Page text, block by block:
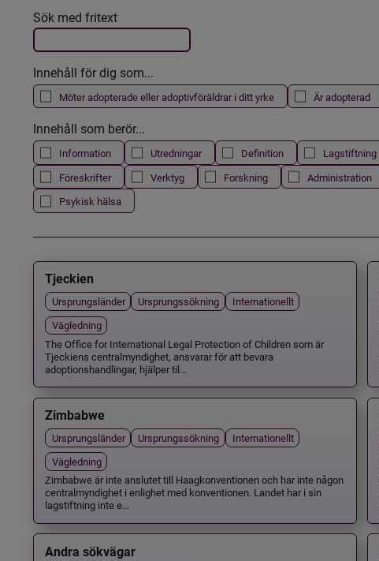
Filtrera resultatet
Det här formuläret postas automatiskt
Sök med fritext
Innehåll för dig som...
Möter adopterade eller adoptivföräldrar i ditt yrke Är adopterad
Innehåll som berör...
Information Utredningar Definition Lagstiftning
Föreskrifter
Verktyg Forskning Administration
Psykisk hälsa
Tjeckien
Ursprungsländer Ursprungssökning
Internationellt
Vägledning
The Office for International Legal Protection of Children som är
Tjeckiens centralmyndighet, ansvarar för att bevara
adoptionshandlingar, hjälper til...
Zimbabwe
Ursprungsländer Ursprungssökning
Internationellt
Vägledning
Zimbabwe är inte anslutet till Haagkonventionen och har inte någon
centralmyndighet i enlighet med konventionen. Landet har i sin
lagstiftning inte e...
Andra sökvägar